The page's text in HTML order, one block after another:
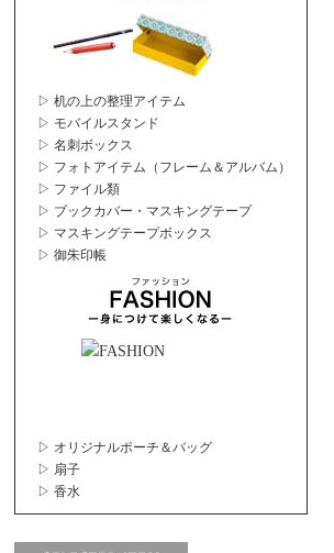
▷ 机の上の整理アイテム
▷ モバイルスタンド
▷ 名刺ボックス
▷ フォトアイテム（フレーム＆アルバム）
▷ ファイル類
▷ ブックカバー・マスキングテープ
▷ マスキングテープボックス
▷ 御朱印帳
▷ オリジナルポーチ＆バッグ
▷ 扇子
▷ 香水